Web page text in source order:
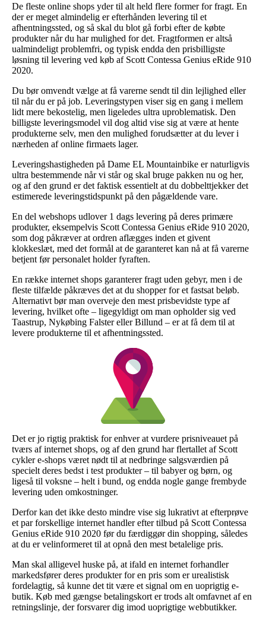
De fleste online shops yder til alt held flere former for fragt. En
der er meget almindelig er efterhånden levering til et
afhentningssted, og så skal du blot gå forbi efter de købte
produkter når du har mulighed for det. Fragtformen er altså
ualmindeligt problemfri, og typisk endda den prisbilligste
løsning til levering ved køb af Scott Contessa Genius eRide 910
2020.
Du bør omvendt vælge at få varerne sendt til din lejlighed eller
til når du er på job. Leveringstypen viser sig en gang i mellem
lidt mere bekostelig, men ligeledes ultra uproblematisk. Den
billigste leveringsmodel vil dog altid vise sig at være at hente
produkterne selv, men den mulighed forudsætter at du lever i
nærheden af online firmaets lager.
Leveringshastigheden på Dame EL Mountainbike er naturligvis
ultra bestemmende når vi står og skal bruge pakken nu og her,
og af den grund er det faktisk essentielt at du dobbelttjekker det
estimerede leveringstidspunkt på den pågældende vare.
En del webshops udlover 1 dags levering på deres primære
produkter, eksempelvis Scott Contessa Genius eRide 910 2020,
som dog påkræver at ordren aflægges inden et givent
klokkeslæt, med det formål at de garanteret kan nå at få varerne
betjent før personalet holder fyraften.
En række internet shops garanterer fragt uden gebyr, men i de
fleste tilfælde påkræves det at du shopper for et fastsat beløb.
Alternativt bør man overveje den mest prisbevidste type af
levering, hvilket ofte – ligegyldigt om man opholder sig ved
Taastrup, Nykøbing Falster eller Billund – er at få dem til at
levere produkterne til et afhentningssted.
Det er jo rigtig praktisk for enhver at vurdere prisniveauet på
tværs af internet shops, og af den grund har flertallet af Scott
cykler e-shops været nødt til at nedbringe salgsværdien på
specielt deres bedst i test produkter – til babyer og børn, og
ligeså til voksne – helt i bund, og endda nogle gange frembyde
levering uden omkostninger.
Derfor kan det ikke desto mindre vise sig lukrativt at efterprøve
et par forskellige internet handler efter tilbud på Scott Contessa
Genius eRide 910 2020 før du færdiggør din shopping, således
at du er velinformeret til at opnå den mest betalelige pris.
Man skal alligevel huske på, at ifald en internet forhandler
markedsfører deres produkter for en pris som er urealistisk
fordelagtig, så kunne det tit være et signal om en uoprigtig e-
butik. Køb med gængse betalingskort er trods alt omfavnet af en
retningslinje, der forsvarer dig imod uoprigtige webbutikker.